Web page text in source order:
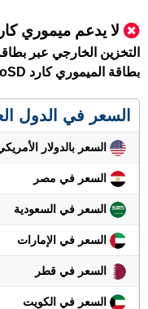
لا يدعم ميموري
التخزين الخارجي عبر
بطاقة الميموري كارد MicroSD
السعر في الدول
السعر بالدولار
السعر في مصر
السعر في السعودية
السعر في الإمارات
السعر في قطر
السعر في الكويت